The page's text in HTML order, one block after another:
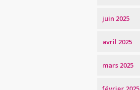
juin 2025
avril 2025
mars 2025